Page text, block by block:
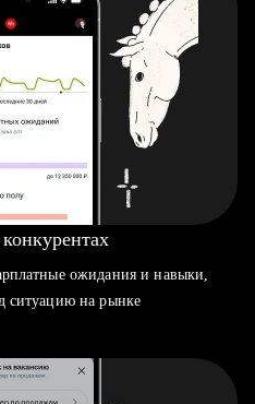
ожидания и навыки,
ситуацию на рынке